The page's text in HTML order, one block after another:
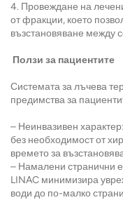
4. Провеждане на
от фракции, което
възстановяване между
Ползи за пациентите
Системата за лъчева
предимства за
– Неинвазивен
без необходимост от
времето за
– Намалени странични
LINAC минимизира
води до по-малко